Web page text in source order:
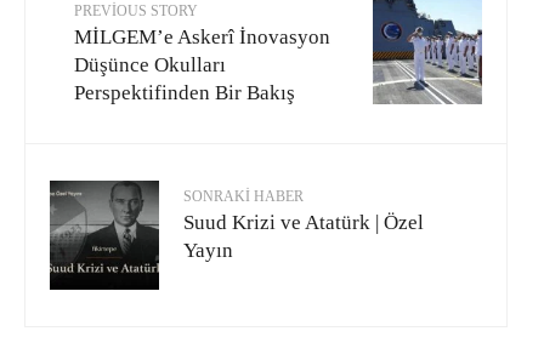
PREVIOUS STORY
MİLGEM’e Askerî İnovasyon
Düşünce Okulları
Perspektifinden Bir Bakış
SONRAKI HABER
Suud Krizi ve Atatürk | Özel
Yayın